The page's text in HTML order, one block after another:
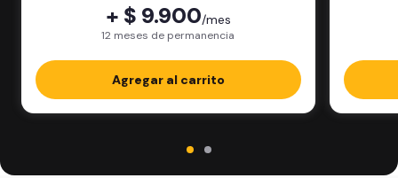
+ $ 9.900/mes
12 meses de permanencia
Agregar al carrito